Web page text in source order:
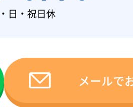
日・祝日休
メールで